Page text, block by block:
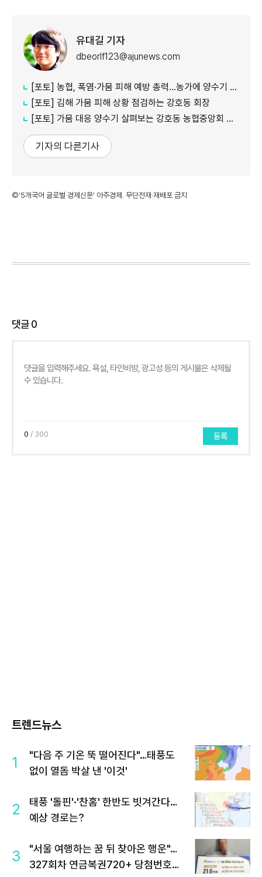
유대길 기자
dbeorlf123@ajunews.com
[포토] 농협, 폭염·가뭄 피해 예방 총력…농가에 양수기 지원
[포토] 김해 가뭄 피해 상황 점검하는 강호동 회장
[포토] 가뭄 대응 양수기 살펴보는 강호동 농협중앙회 회장
기자의 다른기사
©'5개국어 글로벌 경제신문' 아주경제. 무단전재·재배포 금지
댓글0
0 / 300 등록
트렌드뉴스
1
"다음 주 기온 뚝 떨어진다"…태풍도
없이 열돔 박살 낸 '이것'
2
태풍 '돌핀'·'찬홈' 한반도 빗겨간다…
예상 경로는?
3
"서울 여행하는 꿈 뒤 찾아온 행운"…
327회차 연금복권720+ 당첨번호조